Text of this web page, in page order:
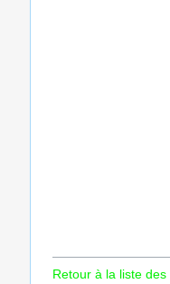
Retour à la liste des